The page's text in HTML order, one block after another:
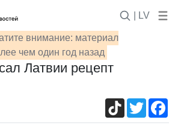
| LV
внимание: материал
чем один год назад
Латвии рецепт
TikTokTwitter